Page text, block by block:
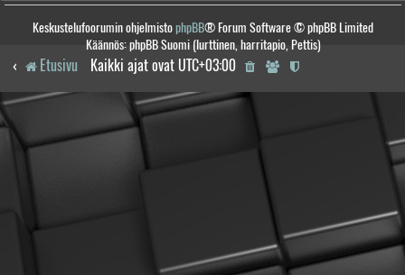
Keskustelufoorumin ohjelmistophpBB® Forum Software © phpBB Limited
Käännös: phpBB Suomi (lurttinen, harritapio, Pettis)
Etusivu Kaikki ajat ovat UTC+03:00